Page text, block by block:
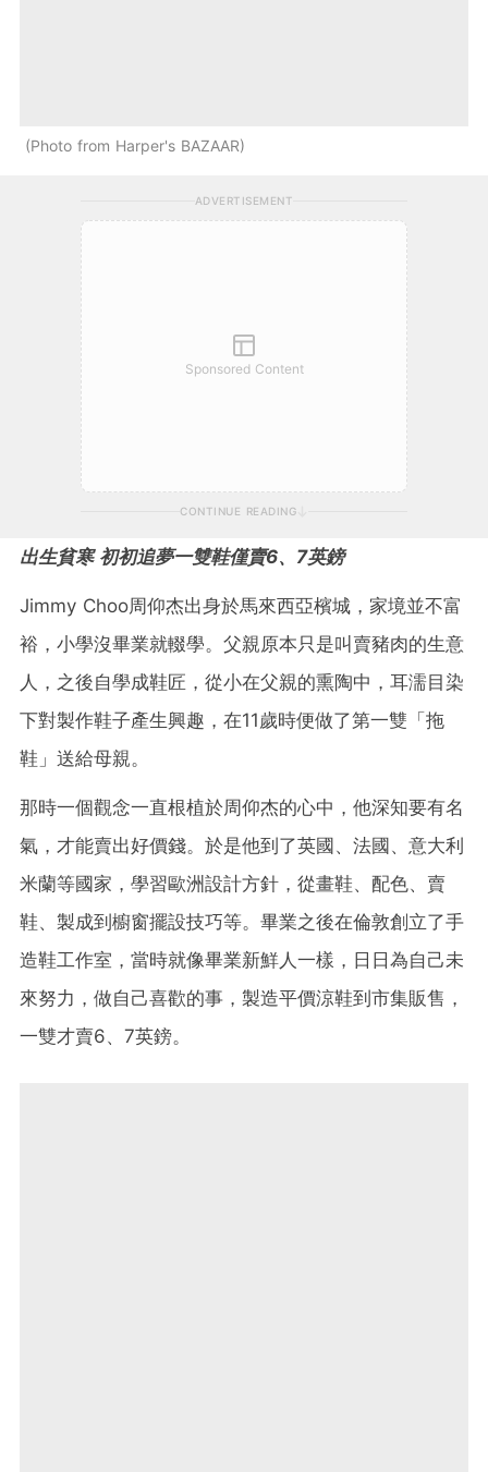
Photo from Harper's BAZAAR
ADVERTISEMENT
Sponsored Content
CONTINUE READING
出生貧寒 初初追夢一雙鞋僅賣6、7英鎊
Jimmy Choo周仰杰出身於馬來西亞檳城，家境並不富
裕，小學沒畢業就輟學。父親原本只是叫賣豬肉的生意
人，之後自學成鞋匠，從小在父親的熏陶中，耳濡目染
下對製作鞋子產生興趣，在11歲時便做了第一雙「拖
鞋」送給母親。
那時一個觀念一直根植於周仰杰的心中，他深知要有名
氣，才能賣出好價錢。於是他到了英國、法國、意大利
米蘭等國家，學習歐洲設計方針，從畫鞋、配色、賣
鞋、製成到櫥窗擺設技巧等。畢業之後在倫敦創立了手
造鞋工作室，當時就像畢業新鮮人一樣，日日為自己未
來努力，做自己喜歡的事，製造平價涼鞋到市集販售，
一雙才賣6、7英鎊。